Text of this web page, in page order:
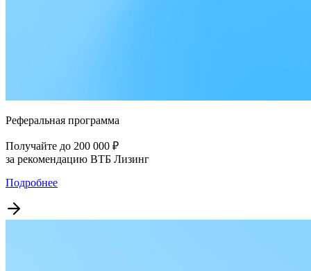
Реферальная программа
Получайте до 200 000 ₽
за рекомендацию ВТБ Лизинг
Подробнее